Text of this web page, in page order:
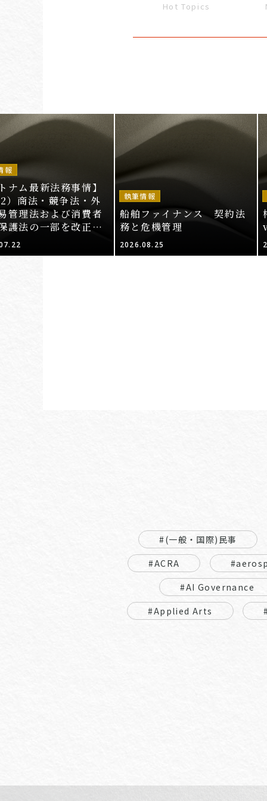
Hot Topics
報
ナム最新法務事情】
）商法・競争法・外
管理法および消費者
護法の一部を改正・
る法律案（その2）
執筆情報
船舶ファイナンス 契約法
務と危機管理
2026.08.25
#(一般・国際)民事
#ACRA
#AI Governance
#Applied Arts